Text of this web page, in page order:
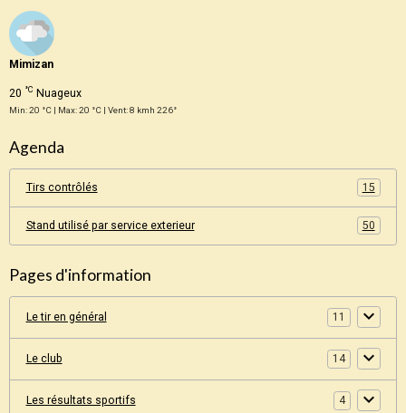
Mimizan
20 °C Nuageux
Min: 20 °C | Max: 20 °C | Vent: 8 kmh 226°
Agenda
Tirs contrôlés 15
Stand utilisé par service exterieur 50
Pages d'information
Le tir en général 11
Le club 14
Les résultats sportifs 4